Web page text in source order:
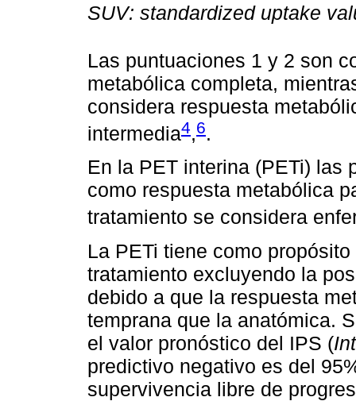
SUV: standardized uptake
Las puntuaciones 1 y 2 son
metabólica completa,
considera respuesta
intermedia4,6.
En la PET interina (PETi) las
como respuesta metabólica
tratamiento se considera
La PETi tiene como
tratamiento excluyendo la
debido a que la respuesta
temprana que la anatómica.
el valor pronóstico del IPS (
predictivo negativo es del
supervivencia libre de